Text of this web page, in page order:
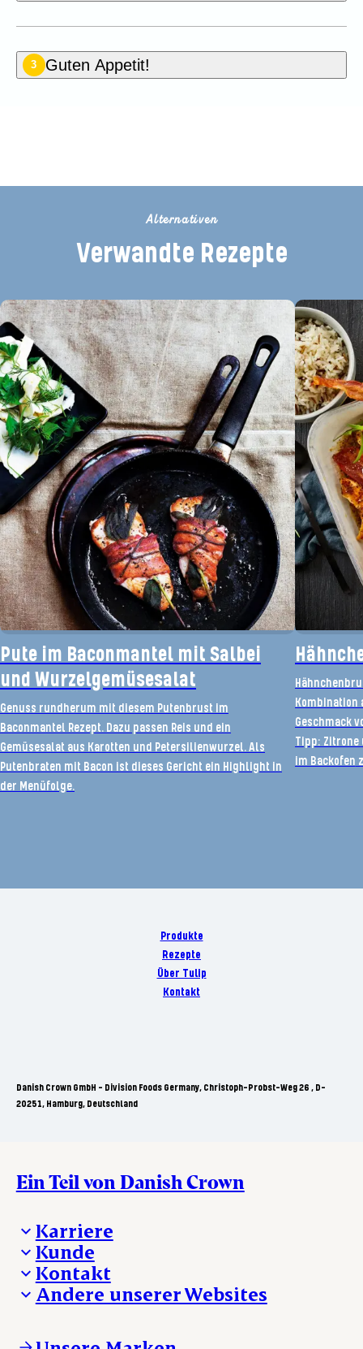
3 Guten Appetit!
Alternativen
Verwandte Rezepte
Pute im Baconmantel mit Salbei
und Wurzelgemüsesalat
Genuss rundherum mit diesem Putenbrust im
Baconmantel Rezept. Dazu passen Reis und ein
Gemüsesalat aus Karotten und Petersilienwurzel. Als
Putenbraten mit Bacon ist dieses Gericht ein Highlight in
der Menüfolge.
Kombination
Geschmack
Tipp:
im Backofen
Produkte
Rezepte
Über Tulip
Kontakt
Danish Crown GmbH - Division Foods Germany, Christoph-Probst-Weg 26 , D-
20251, Hamburg, Deutschland
Ein Teil von Danish Crown
Karriere
Deine Karriere bei Danish Crown
Aktuelle Jobangebote
Danish Crown
Kunde
Was wir anbieten
Lebensmittelsicherheit
Kontakt
Aktuelles und Presse
Andere unserer Websites
DAT-Schaub.com